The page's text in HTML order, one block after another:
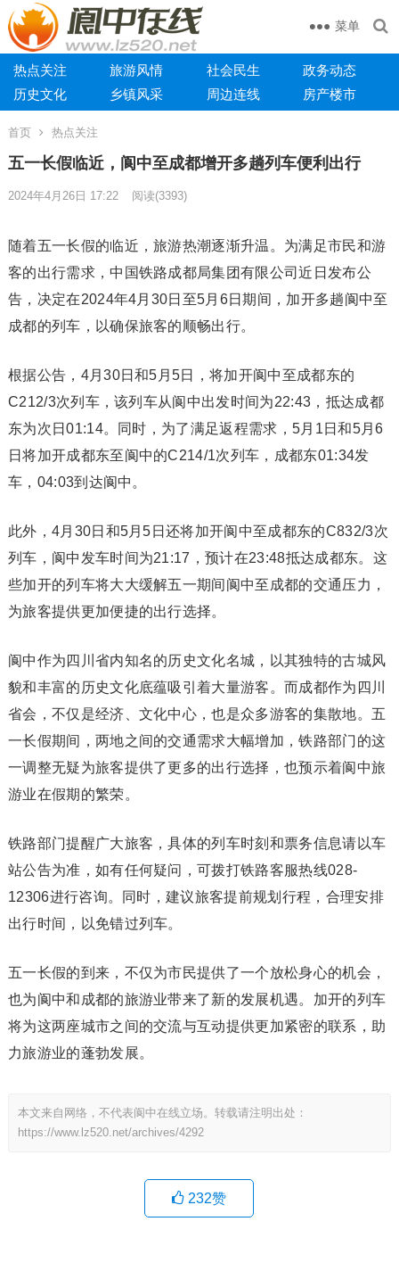
菜单
热点关注 旅游风情 社会民生
政务动态
历史文化
乡镇风采 周边连线 房产楼市
首页 热点关注
五一长假临近，阆中至成都增开多趟列车便利出行
2024年4月26日 17:22 阅读(3393)
随着五一长假的临近，旅游热潮逐渐升温。为满足市民和游
客的出行需求，中国铁路成都局集团有限公司近日发布公
告，决定在2024年4月30日至5月6日期间，加开多趟阆中至
成都的列车，以确保旅客的顺畅出行。
根据公告，4月30日和5月5日，将加开阆中至成都东的
C212/3次列车，该列车从阆中出发时间为22:43，抵达成都
东为次日01:14。同时，为了满足返程需求，5月1日和5月6
日将加开成都东至阆中的C214/1次列车，成都东01:34发
车，04:03到达阆中。
此外，4月30日和5月5日还将加开阆中至成都东的C832/3次
列车，阆中发车时间为21:17，预计在23:48抵达成都东。这
些加开的列车将大大缓解五一期间阆中至成都的交通压力，
为旅客提供更加便捷的出行选择。
阆中作为四川省内知名的历史文化名城，以其独特的古城风
貌和丰富的历史文化底蕴吸引着大量游客。而成都作为四川
省会，不仅是经济、文化中心，也是众多游客的集散地。五
一长假期间，两地之间的交通需求大幅增加，铁路部门的这
一调整无疑为旅客提供了更多的出行选择，也预示着阆中旅
游业在假期的繁荣。
铁路部门提醒广大旅客，具体的列车时刻和票务信息请以车
站公告为准，如有任何疑问，可拨打铁路客服热线028-
12306进行咨询。同时，建议旅客提前规划行程，合理安排
出行时间，以免错过列车。
五一长假的到来，不仅为市民提供了一个放松身心的机会，
也为阆中和成都的旅游业带来了新的发展机遇。加开的列车
将为这两座城市之间的交流与互动提供更加紧密的联系，助
力旅游业的蓬勃发展。
本文来自网络，不代表阆中在线立场。转载请注明出处：
https://www.lz520.net/archives/4292
232赞